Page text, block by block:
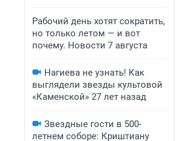
Рабочий день хотят сократить,
но только летом — и вот
почему. Новости 7 августа
Нагиева не узнать! Как
выглядели звезды культовой
«Каменской» 27 лет назад
Звездные гости в 500-
летнем соборе: Криштиану